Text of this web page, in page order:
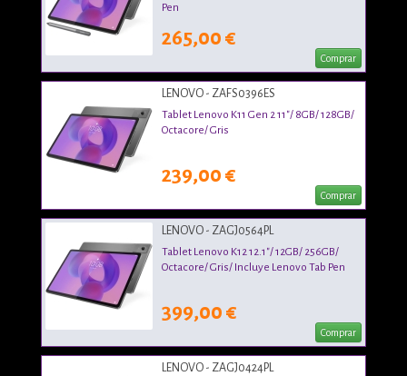
Pen
265,00 €
Comprar
LENOVO - ZAFS0396ES
Tablet Lenovo K11 Gen 2 11"/ 8GB/ 128GB/
Octacore/ Gris
239,00 €
Comprar
LENOVO - ZAGJ0564PL
Tablet Lenovo K12 12.1"/ 12GB/ 256GB/
Octacore/ Gris/ Incluye Lenovo Tab Pen
399,00 €
Comprar
LENOVO - ZAGJ0424PL